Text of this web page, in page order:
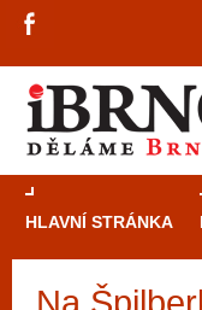
HLAVNÍ STRÁNKA